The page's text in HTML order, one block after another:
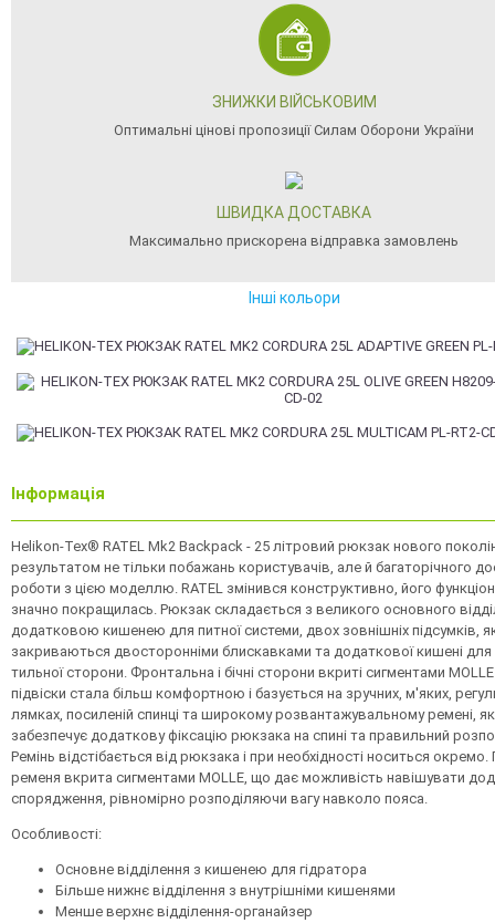
ЗНИЖКИ ВІЙСЬКОВИМ
Оптимальні цінові пропозиції Силам Оборони України
ШВИДКА ДОСТАВКА
Максимально прискорена відправка замовлень
Інші кольори
Інформація
Helikon-Tex® RATEL Mk2 Backpack - 25 літровий рюкзак нового
результатом не тільки побажань користувачів, але й багаторічного
роботи з цією моделлю. RATEL змінився конструктивно, його
значно покращилась. Рюкзак складається з великого основного
додатковою кишенею для питної системи, двох зовнішніх підсумків,
закриваються двосторонніми блискавками та додаткової кишені для
тильної сторони. Фронтальна і бічні сторони вкриті сигментами
підвіски стала більш комфортною і базується на зручних, м'яких,
лямках, посиленій спинці та широкому розвантажувальному ремені,
забезпечує додаткову фіксацію рюкзака на спині та правильний
Ремінь відстібається від рюкзака і при необхідності носиться
ременя вкрита сигментами MOLLE, що дає можливість навішувати
спорядження, рівномірно розподіляючи вагу навколо пояса.
Особливості:
Основне відділення з кишенею для гідратора
Більше нижнє відділення з внутрішніми кишенями
Менше верхнє відділення-органайзер